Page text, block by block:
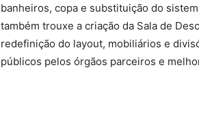
banheiros, copa e substituição do
também trouxe a criação da Sala de
redefinição do layout, mobiliários e
públicos pelos órgãos parceiros e